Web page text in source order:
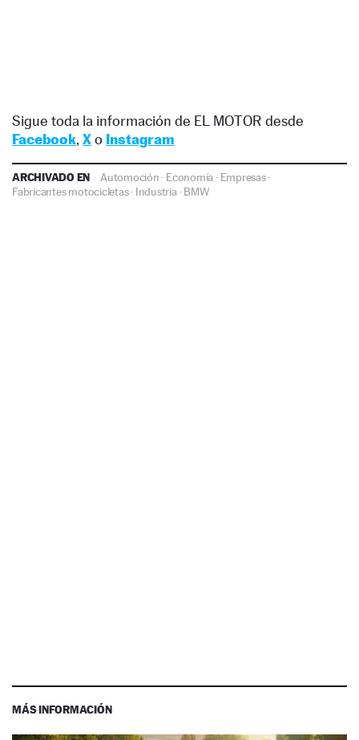
Sigue toda la información de EL MOTOR desde
Facebook, Xo Instagram
ARCHIVADO EN Automoción · Economía · Empresas·
Fabricantes motocicletas· Industria·BMW
MÁS INFORMACIÓN